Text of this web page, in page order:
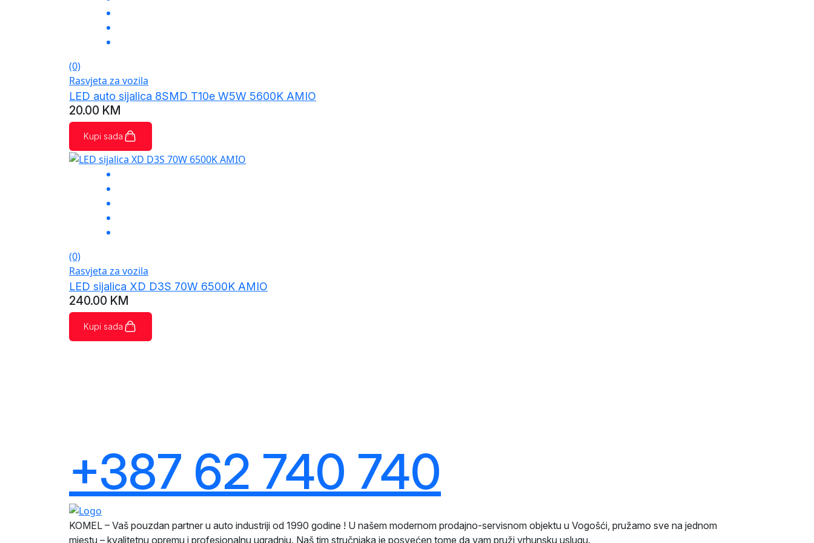
(0)
Rasvjeta za vozila
LED auto sijalica 8SMD T10e W5W 5600K AMIO
20.00 KM
Kupi sada
(0)
Rasvjeta za vozila
LED sijalica XD D3S 70W 6500K AMIO
240.00 KM
Kupi sada
+387 62 740 740
KOMEL – Vaš pouzdan partner u auto industriji od 1990 godine ! U našem modernom prodajno-servisnom objektu u Vogošći, pružamo sve na jednom
mjestu – kvalitetnu opremu i profesionalnu ugradnju. Naš tim stručnjaka je posvećen tome da vam pruži vrhunsku uslugu.